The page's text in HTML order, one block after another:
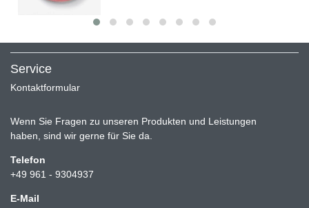
Service
Kontaktformular
Wenn Sie Fragen zu unseren Produkten und Leistungen
haben, sind wir gerne für Sie da.
Telefon
+49 961 - 9304937
E-Mail